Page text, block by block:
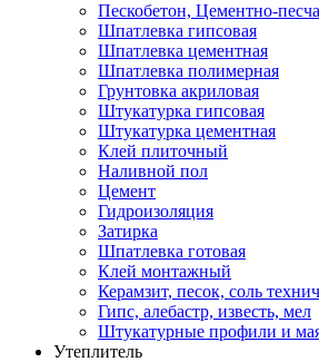
Пескобетон, Цементно-
Шпатлевка гипсовая
Шпатлевка цементная
Шпатлевка полимерная
Грунтовка акриловая
Штукатурка гипсовая
Штукатурка цементная
Клей плиточный
Наливной пол
Цемент
Гидроизоляция
Затирка
Шпатлевка готовая
Клей монтажный
Керамзит, песок, соль
Гипс, алебастр, известь, мел
Штукатурные профили и
Утеплитель